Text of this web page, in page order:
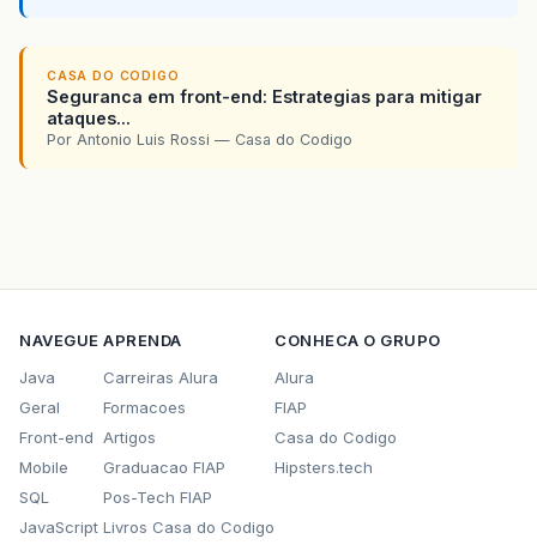
CASA DO CODIGO
Seguranca em front-end: Estrategias para mitigar
ataques...
Por Antonio Luis Rossi — Casa do Codigo
NAVEGUE
Java
Geral
Front-end
Mobile
SQL
JavaScript
APRENDA
Carreiras Alura
Formacoes
Artigos
Graduacao FIAP
Pos-Tech FIAP
Livros Casa do Codigo
CONHECA O GRUPO
Alura
FIAP
Casa do Codigo
Hipsters.tech